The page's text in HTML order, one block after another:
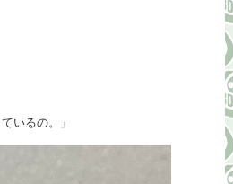
いるの。」